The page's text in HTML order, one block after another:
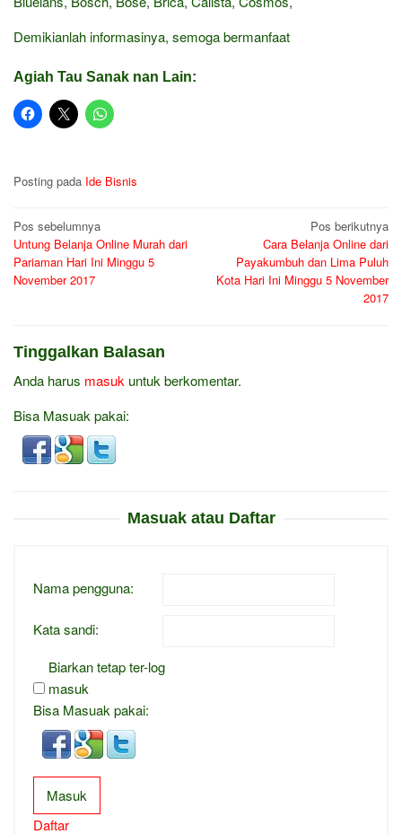
Demikianlah informasinya, semoga bermanfaat
Agiah Tau Sanak nan Lain:
Posting pada Ide Bisnis
Navigasi
pos
Pos sebelumnya
Untung Belanja Online Murah dari
Pariaman Hari Ini Minggu 5
November 2017
Pos berikutnya
Cara Belanja Online dari
Payakumbuh dan Lima Puluh
Kota Hari Ini Minggu 5 November
2017
Tinggalkan Balasan
Anda harus masuk untuk berkomentar.
Bisa Masuak pakai:
Masuak atau Daftar
Nama pengguna:
Kata sandi:
Biarkan tetap ter-log
masuk
Bisa Masuak pakai:
Masuk
Daftar